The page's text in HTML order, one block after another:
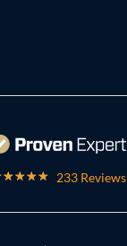
233 Reviews